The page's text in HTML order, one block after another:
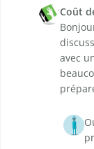
Coût
avec